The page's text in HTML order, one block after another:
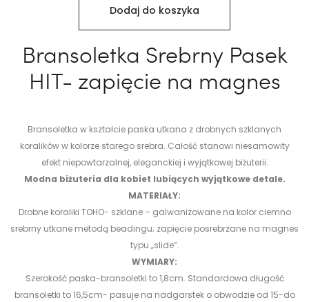
Dodaj do koszyka
Bransoletka Srebrny Pasek
HIT- zapięcie na magnes
Bransoletka w kształcie paska utkana z drobnych szklanych
koralików w kolorze starego srebra. Całość stanowi niesamowity
efekt niepowtarzalnej, eleganckiej i wyjątkowej biżuterii.
Modna biżuteria dla kobiet lubiących wyjątkowe detale.
MATERIAŁY:
Drobne koraliki TOHO- szklane – galwanizowane na kolor ciemno
srebrny utkane metodą beadingu; zapięcie posrebrzane na magnes
typu „slide”.
WYMIARY:
Szerokość paska-bransoletki to 1,8cm. Standardowa długość
bransoletki to 16,5cm- pasuje na nadgarstek o obwodzie od 15-do